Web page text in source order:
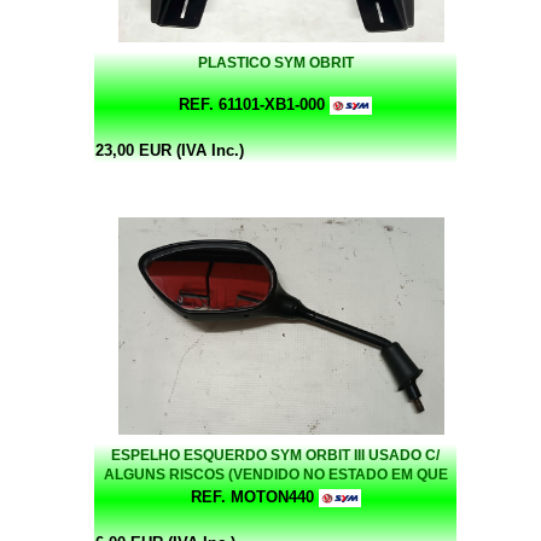
PLASTICO SYM OBRIT
REF. 61101-XB1-000
23,00 EUR (IVA Inc.)
ESPELHO ESQUERDO SYM ORBIT III USADO C/
ALGUNS RISCOS (VENDIDO NO ESTADO EM QUE
SE ENCONTRA)
REF. MOTON440